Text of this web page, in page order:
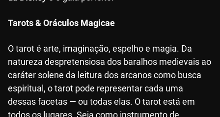
Tarots & Oráculos Magicae
O tarot é arte, imaginação, espelho e magia. Da
natureza despretensiosa dos baralhos medievais ao
caráter solene da leitura dos arcanos como busca
espiritual, o tarot pode representar cada uma
dessas facetas — ou todas elas. O tarot está em
todos os lugares. Seja como instrumento de